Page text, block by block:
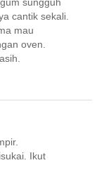
sungguh
cantik sekali.
mau
oven.
Ikut